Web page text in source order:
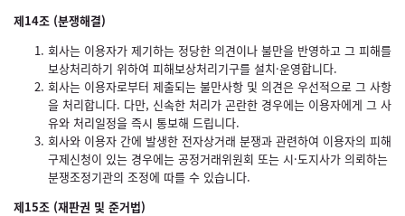
제14조 (분쟁해결)
회사는 이용자가 제기하는 정당한 의견이나 불만을 반영하고 그 피해를
보상처리하기 위하여 피해보상처리기구를 설치·운영합니다.
회사는 이용자로부터 제출되는 불만사항 및 의견은 우선적으로 그 사항
을 처리합니다. 다만, 신속한 처리가 곤란한 경우에는 이용자에게 그 사
유와 처리일정을 즉시 통보해 드립니다.
회사와 이용자 간에 발생한 전자상거래 분쟁과 관련하여 이용자의 피해
구제신청이 있는 경우에는 공정거래위원회 또는 시·도지사가 의뢰하는
분쟁조정기관의 조정에 따를 수 있습니다.
제15조 (재판권 및 준거법)